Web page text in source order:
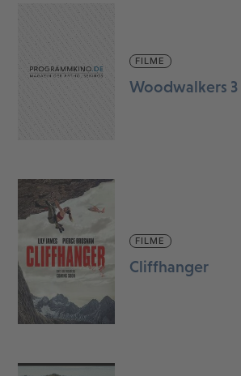
FILME
Woodwalkers 3
FILME
Cliffhanger